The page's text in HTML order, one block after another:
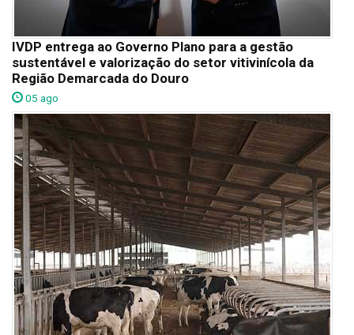
IVDP entrega ao Governo Plano para a gestão
sustentável e valorização do setor vitivinícola da
Região Demarcada do Douro
05 ago